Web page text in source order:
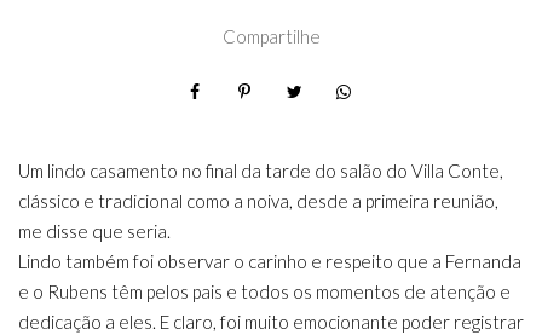
Compartilhe
Um lindo casamento no final da tarde do salão do Villa Conte,
clássico e tradicional como a noiva, desde a primeira reunião,
me disse que seria.
Lindo também foi observar o carinho e respeito que a Fernanda
e o Rubens têm pelos pais e todos os momentos de atenção e
dedicação a eles. E claro, foi muito emocionante poder registrar